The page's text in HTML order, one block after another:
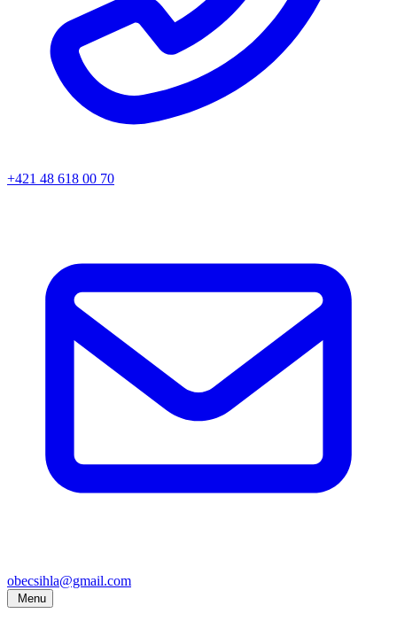
+421 48 618 00 70
obecsihla@gmail.com
Menu